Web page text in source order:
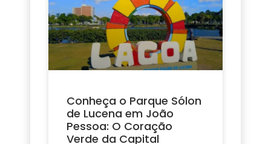
Conheça o Parque Sólon
de Lucena em João
Pessoa: O Coração
Verde da Capital